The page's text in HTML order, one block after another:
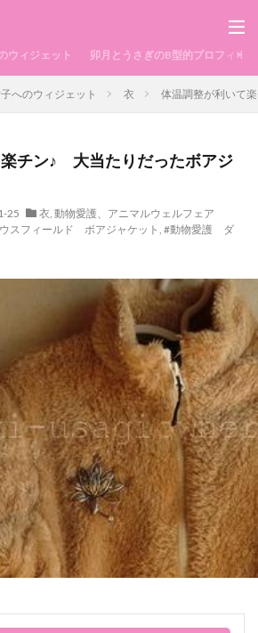
ウィジェット 卯月とうさぎのB型的プロフィール
へのウィジェット 衣 体温調整が利いて
チン♪ 大当たりだったボアジ
25 衣, 動物愛護、アニマルウェルフェア
スフィールド ボアジャケット , #動物愛護 ダ